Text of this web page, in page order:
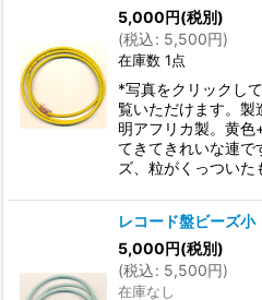
5,000円(税別)
(税込: 5,500円)
在庫数 1点
*写真をクリックし
覧いただけます。
明アフリカ製。黄
てきてきれいな連で
ズ、粒がくっつい
レコード盤ビーズ
5,000円(税別)
(税込: 5,500円)
在庫なし